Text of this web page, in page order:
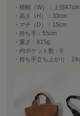
・横幅（W）：上部
・高さ（H）：33cm
・マチ（D）：15cm
・持ち手：55cm
・重さ：815g
・内ポケット数：6
・持ち手立ち上がり：